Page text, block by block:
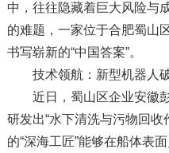
中，往往隐藏着巨大风险与
的难题，一家位于合肥蜀山
书写崭新的“中国答案”。
技术领航：新型机器人
近日，蜀山区企业安徽彭
研发出“水下清洗与污物回
的“深海工匠”能够在船体表